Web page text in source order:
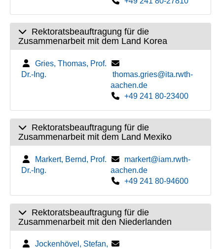
Rektoratsbeauftragung für die
Zusammenarbeit mit dem Land Korea
Gries, Thomas, Prof.
Dr.-Ing.
thomas.gries@ita.rwth-
aachen.de
+49 241 80-23400
Rektoratsbeauftragung für die
Zusammenarbeit mit dem Land Mexiko
Markert, Bernd, Prof.
Dr.-Ing.
markert@iam.rwth-
aachen.de
+49 241 80-94600
Rektoratsbeauftragung für die
Zusammenarbeit mit den Niederlanden
Jockenhövel, Stefan,